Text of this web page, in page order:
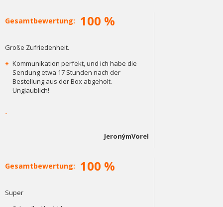
Gesamtbewertung: 100 %
Große Zufriedenheit.
+ Kommunikation perfekt, und ich habe die
Sendung etwa 17 Stunden nach der
Bestellung aus der Box abgeholt.
Unglaublich!
-
JeronýmVorel
Gesamtbewertung: 100 %
Super